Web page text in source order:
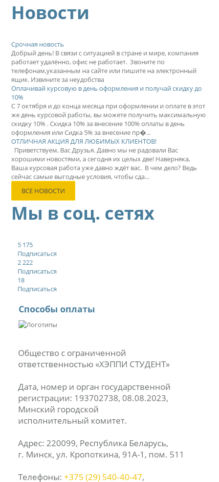
Новости
Срочная новость
Добрый день! В связи с ситуацией в стране и мире, компания
работает удалённо, офис не работает. Звоните по
телефонам,указанным на сайте или пишите на электронный
ящик. Извините за неудобства
Оплачивай курсовую в день оформления и получай скидку до
10%
С 7 октября и до конца месяца при оформлении и оплате в этот
же день курсовой работы, вы можете получить максимальную
скидку 10% . Скидка 10% за внесение 100% оплаты в день
оформления или Сидка 5% за внесение пр�...
ОТЛИЧНАЯ АКЦИЯ ДЛЯ ЛЮБИМЫХ КЛИЕНТОВ!
Приветствуем, Вас Друзья. Давно мы не радовали Вас
хорошими новостями, а сегодня их целых две! Наверняка,
Ваша курсовая работа уже давно ждёт вас. В чем дело? Ведь
сейчас самые выгодные условия, чтобы сда...
ВСЕ НОВОСТИ
Мы в соц. сетях
5 175
Подписаться
2 222
Подписаться
18
Подписаться
Способы оплаты
Общество с ограниченной
ответственностью «ХЭППИ СТУДЕНТ»
Дата, номер и орган государственной
регистрации: 193702738, 08.08.2023,
Минский городской
исполнительный комитет.
Адрес: 220099, Республика Беларусь,
г. Минск, ул. Кропоткина, 91А-1, пом. 511
Телефоны: +375 (29) 540‑40‑47,